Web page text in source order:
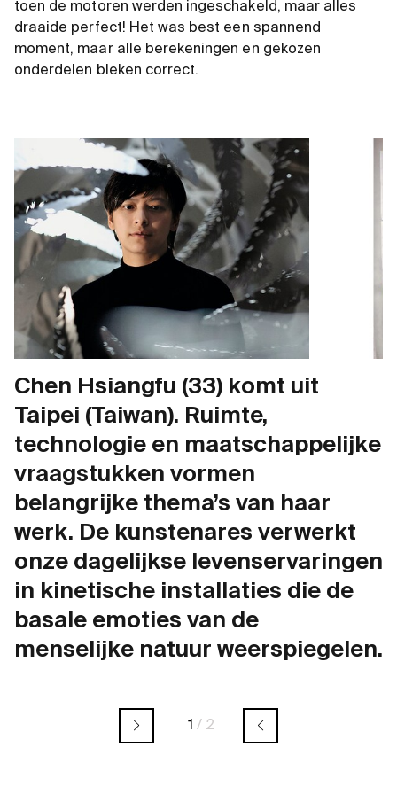
toen de motoren werden ingeschakeld, maar alles
draaide perfect! Het was best een spannend
moment, maar alle berekeningen en gekozen
onderdelen bleken correct.
Chen Hsiangfu (33) komt uit
Taipei (Taiwan). Ruimte,
technologie en maatschappelijke
vraagstukken vormen
belangrijke thema’s van haar
werk. De kunstenares verwerkt
onze dagelijkse levenservaringen
in kinetische installaties die de
basale emoties van de
menselijke natuur weerspiegelen.
1 / 2